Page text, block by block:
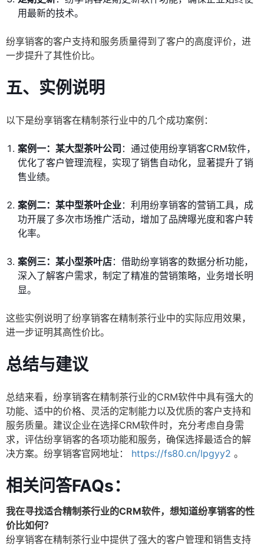
用最新的技术。
纷享销客的客户支持和服务质量得到了客户的高度评价，进
一步提升了其性价比。
五、实例说明
以下是纷享销客在精制茶行业中的几个成功案例：
案例一：某大型茶叶公司 ：通过使用纷享销客CRM软件，
优化了客户管理流程，实现了销售自动化，显著提升了销
售业绩。
案例二：某中型茶叶企业：利用纷享销客的营销工具，成
功开展了多次市场推广活动，增加了品牌曝光度和客户转
化率。
案例三：某小型茶叶店：借助纷享销客的数据分析功能，
深入了解客户需求，制定了精准的营销策略，业务增长明
显。
这些实例说明了纷享销客在精制茶行业中的实际应用效果，
进一步证明其高性价比。
总结与建议
总结来看，纷享销客在精制茶行业的CRM软件中具有强大的
功能、适中的价格、灵活的定制能力以及优质的客户支持和
服务质量。建议企业在选择CRM软件时，充分考虑自身需
求，评估纷享销客的各项功能和服务，确保选择最适合的解
决方案。纷享销客官网地址：
https://fs80.cn/lpgyy2 。
相关问答FAQs：
我在寻找适合精制茶行业的CRM软件，想知道纷享销客的性
价比如何？
纷享销客在精制茶行业中提供了强大的客户管理和销售支持